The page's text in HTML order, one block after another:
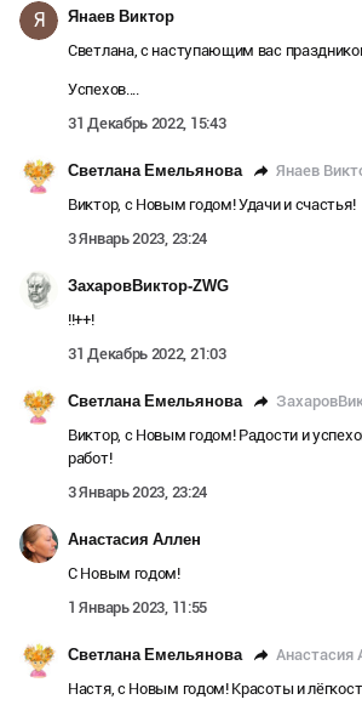
Я Янаев Виктор
Светлана, с наступающим вас
Успехов....
31 Декабрь 2022, 15:43
Светлана Емельянова Янаев
Виктор, с Новым годом! Удачи и счастья!
3 Январь 2023, 23:24
ЗахаровВиктор-ZWG
!!++!
31 Декабрь 2022, 21:03
Светлана Емельянова
Виктор, с Новым годом! Радости и
работ!
3 Январь 2023, 23:24
Анастасия Аллен
С Новым годом!
1 Январь 2023, 11:55
Светлана Емельянова Анастасия
Настя, с Новым годом! Красоты и